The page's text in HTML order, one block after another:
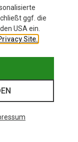
ggf. die
USA ein.
Site.